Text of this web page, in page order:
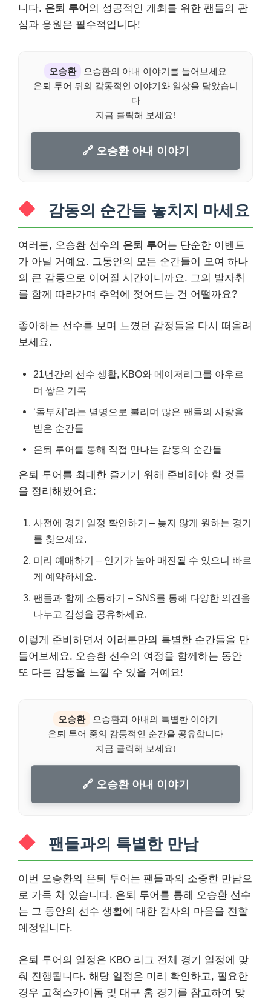
니다. 은퇴 투어 의 성공적인 개최를 위한 팬들의 관
심과 응원은 필수적입니다!
오승환
오승환의 아내 이야기를 들어보세요
은퇴 투어 뒤의 감동적인 이야기와 일상을 담았습니
다
지금 클릭해 보세요!
🔗 오승환 아내 이야기
감동의 순간들 놓치지 마세요
여러분, 오승환 선수의 은퇴 투어 는 단순한 이벤트
가 아닐 거예요. 그동안의 모든 순간들이 모여 하나
의 큰 감동으로 이어질 시간이니까요. 그의 발자취
를 함께 따라가며 추억에 젖어드는 건 어떨까요?
좋아하는 선수를 보며 느꼈던 감정들을 다시 떠올려
보세요.
21년간의 선수 생활, KBO와 메이저리그를 아우르
며 쌓은 기록
‘돌부처’라는 별명으로 불리며 많은 팬들의 사랑을
받은 순간들
은퇴 투어를 통해 직접 만나는 감동의 순간들
은퇴 투어를 최대한 즐기기 위해 준비해야 할 것들
을 정리해봤어요:
사전에 경기 일정 확인하기 – 늦지 않게 원하는 경기
를 찾으세요.
미리 예매하기 – 인기가 높아 매진될 수 있으니 빠르
게 예약하세요.
팬들과 함께 소통하기 – SNS를 통해 다양한 의견을
나누고 감성을 공유하세요.
이렇게 준비하면서 여러분만의 특별한 순간들을 만
들어보세요. 오승환 선수의 여정을 함께하는 동안
또 다른 감동을 느낄 수 있을 거예요!
오승환
오승환과 아내의 특별한 이야기
은퇴 투어 중의 감동적인 순간을 공유합니다
지금 클릭해 보세요!
🔗 오승환 아내 이야기
팬들과의 특별한 만남
이번 오승환의 은퇴 투어는 팬들과의 소중한 만남으
로 가득 차 있습니다. 은퇴 투어를 통해 오승환 선수
는 그 동안의 선수 생활에 대한 감사의 마음을 전할
예정입니다.
은퇴 투어의 일정은 KBO 리그 전체 경기 일정에 맞
춰 진행됩니다. 해당 일정은 미리 확인하고, 필요한
경우 고척스카이돔 및 대구 홈 경기를 참고하여 맞